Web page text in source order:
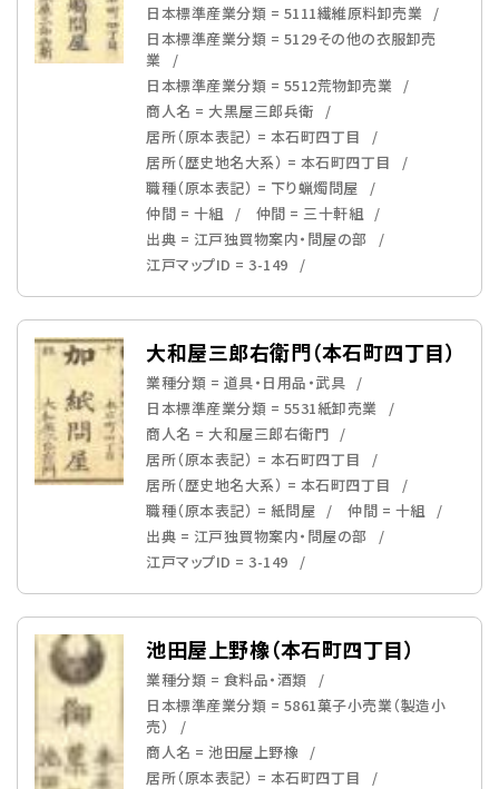
日本標準産業分類 = 5111繊維原料卸売業
日本標準産業分類 = 5129その他の衣服卸売
業
日本標準産業分類 = 5512荒物卸売業
商人名 = 大黒屋三郎兵衛
居所（原本表記） = 本石町四丁目
居所（歴史地名大系） = 本石町四丁目
職種（原本表記） = 下り蝋燭問屋
仲間 = 十組
仲間 = 三十軒組
出典 = 江戸独買物案内・問屋の部
江戸マップID = 3-149
大和屋三郎右衛門（本石町四丁目）
業種分類 = 道具・日用品・武具
日本標準産業分類 = 5531紙卸売業
商人名 = 大和屋三郎右衛門
居所（原本表記） = 本石町四丁目
居所（歴史地名大系） = 本石町四丁目
職種（原本表記） = 紙問屋
仲間 = 十組
出典 = 江戸独買物案内・問屋の部
江戸マップID = 3-149
池田屋上野橡（本石町四丁目）
業種分類 = 食料品・酒類
日本標準産業分類 = 5861菓子小売業（製造小
売）
商人名 = 池田屋上野橡
居所（原本表記） = 本石町四丁目